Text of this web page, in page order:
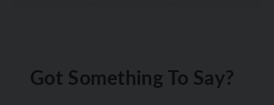
Got Something To Say?